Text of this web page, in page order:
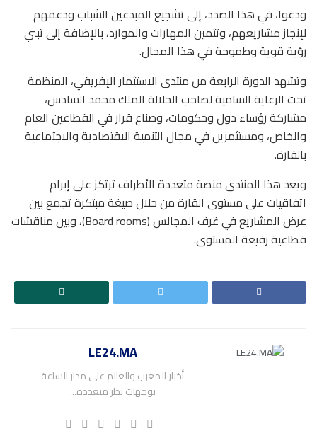
ودعوا، في هذا الصدد، إلى تشجيع المبدعين الشباب ودعمهم
لإنجاز مشاريعهم، وتثمين المهارات والموارد، بالإضافة إلى تبني
رؤية قوية وطموحة في هذا المجال.
وتشهد الدورة الرابعة من منتدى الاستثمار الإفريقي، المنظمة
تحت الرعاية السامية لصاحب الجلالة الملك محمد السادس،
مشاركة رؤساء دول وحكومات، وصناع قرار في القطاعين العام
والخاص، ومستثمرين في مجال التنمية الاقتصادية والاجتماعية
بالقارة.
ويعد هذا المنتدى منصة متعددة الأطراف ترتكز على إبرام
اتفاقيات على مستوى القارة من خلال صيغة مبتكرة تجمع بين
عرض المشاريع في غرف المجالس (Board rooms)، وبين مناقشات
قطاعية رفيعة المستوى.
LE24.MA
أخبار المغرب والعالم على مدار الساعة
بوجهات نظر متعددة...